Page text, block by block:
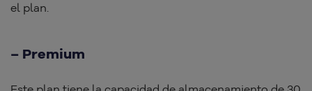
el plan.
– Premium